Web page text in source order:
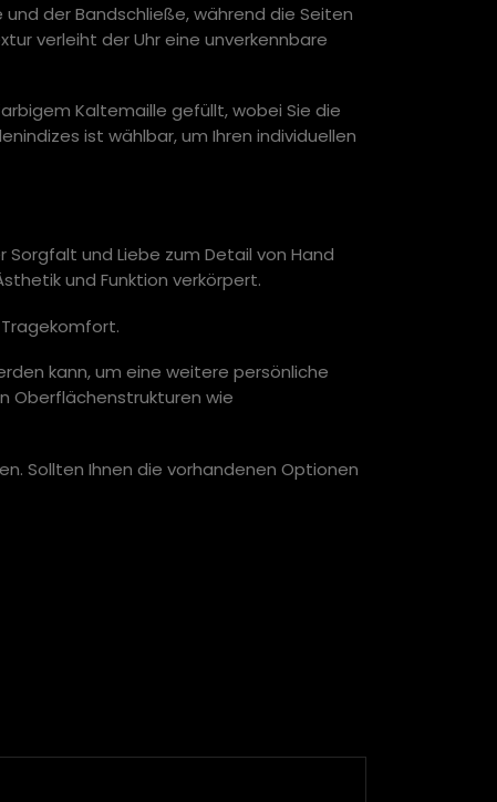
der Bandschließe, während die Seiten
verleiht der Uhr eine unverkennbare
Kaltemaille gefüllt, wobei Sie die
ist wählbar, um Ihren individuellen
und Liebe zum Detail von Hand
und Funktion verkörpert.
kann, um eine weitere persönliche
Oberflächenstrukturen wie
Sollten Ihnen die vorhandenen Optionen